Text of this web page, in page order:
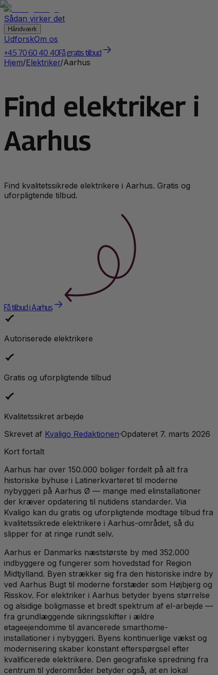
Sådan virker det
Håndværk
UdforskOm os
+45 70 60 40 40Få gratis tilbud
Hjem/Elektriker/Aarhus
Find elektriker i
Aarhus
Find kvalitetssikrede elektrikere i Aarhus. Gratis og
uforpligtende tilbud.
Få tilbud i Aarhus
Autoriserede elektrikere
Gratis og uforpligtende tilbud
Kvalitetssikret arbejde
Skrevet af Kvaligo Redaktionen·Opdateret 7. marts 2026
Kort fortalt
Aarhus har over 150.000 boliger fordelt på alt fra
historiske byhuse i Latinerkvarteret til moderne
nybyggeri på Aarhus Ø — mange med elinstallationer
der kræver opdatering til nutidens standarder. Via
Kvaligo kan du gratis og uforpligtende modtage tilbud fra
kvalitetssikrede elektrikere i Aarhus-området, så du
slipper for at ringe rundt selv.
Aarhus er Danmarks næststørste by med 352.000
indbyggere og fungerer som hovedstad for Region
Midtjylland. Byen strækker sig fra den historiske indre by
ved Aarhus Bugt til moderne forstæder som Højbjerg og
Risskov. For elektriker i Aarhus betyder byens størrelse
og alsidige boligmasse et bredt spektrum af el-arbejde —
fra grundlæggende sikringsskifter i ældre
etageejendomme til avancerede smarthome-
installationer i nybyggeri. Byens kontinuerlige vækst og
modernisering skaber konstant efterspørgsel efter
kvalificerede elektrikere. Den geografiske spredning fra
centrum til yderområder betyder også, at en lokal